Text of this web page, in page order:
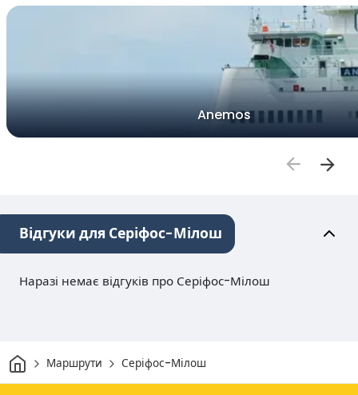
Anemos
Відгуки для Серіфос-Мілош
Наразі немає відгуків про Серіфос-Мілош
Дім Маршрути Серіфос-Мілош